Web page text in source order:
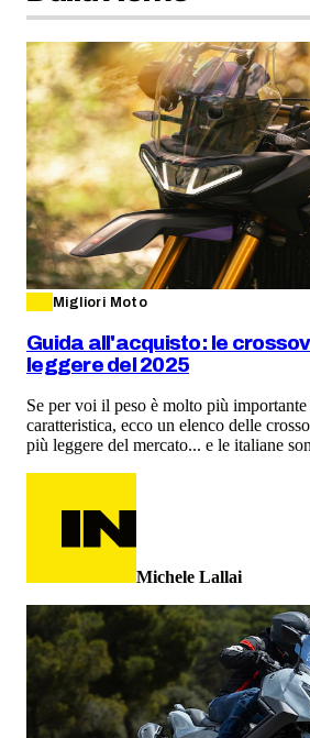
Migliori Moto
Guida all'acquisto: le
leggere del 2025
Se per voi il peso è molto più
caratteristica, ecco un elenco delle
più leggere del mercato... e le italiane
Michele Lallai